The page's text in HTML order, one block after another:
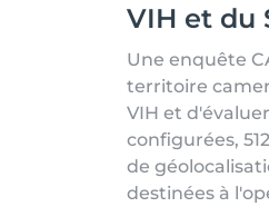
VIH et du
Une enquête
territoire
VIH et
configurées,
de
destinées à